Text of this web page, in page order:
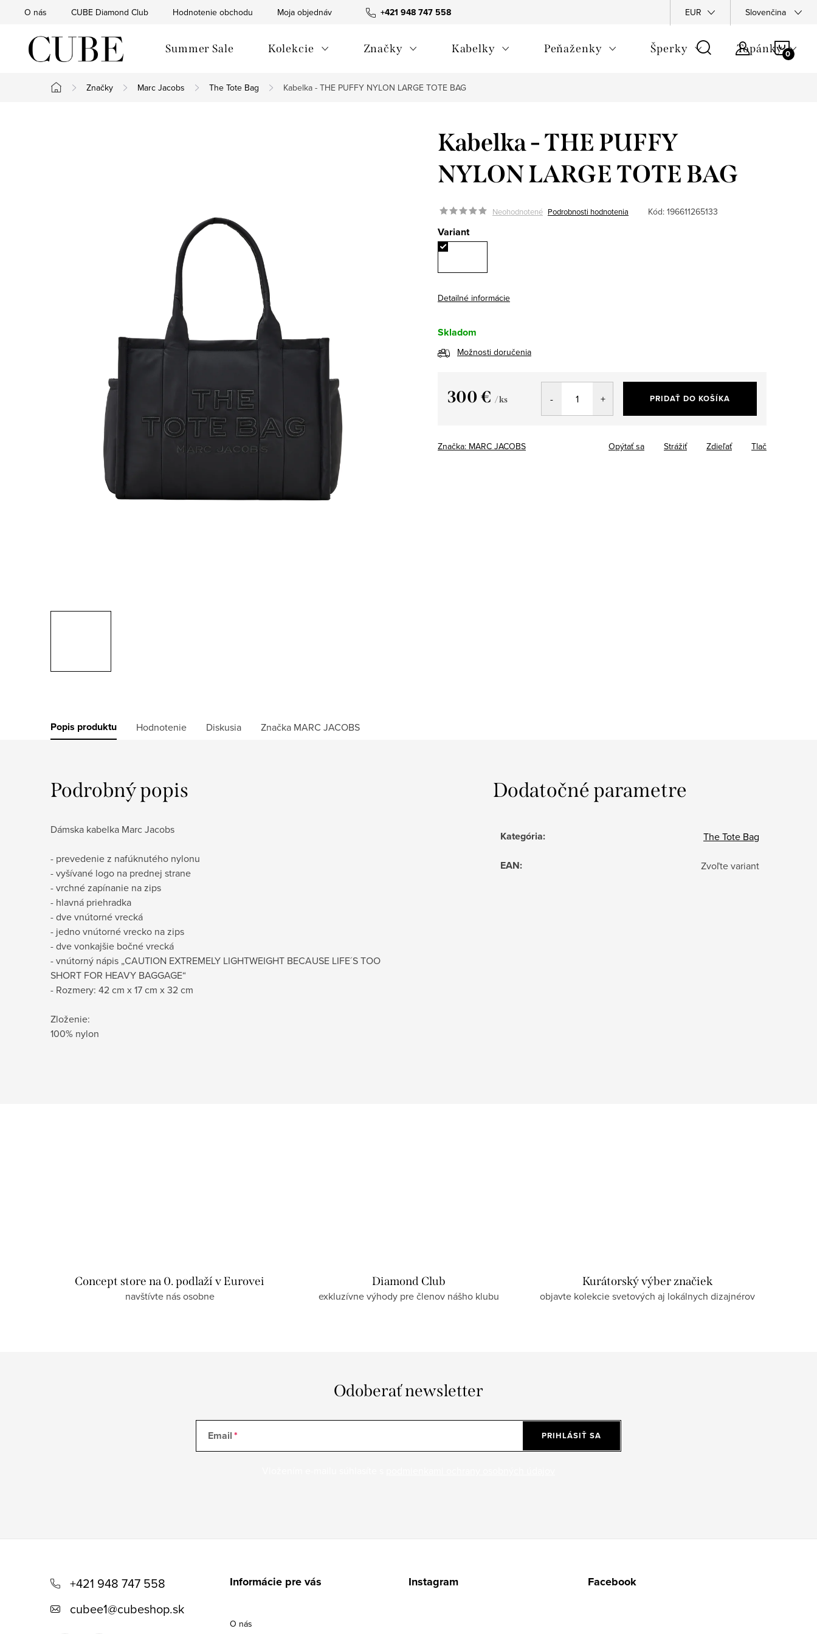
+421 948 747 558
O nás CUBE Diamond Club Hodnotenie obchodu Moja objednávka Všeobecné obchodné podmienky Podmienky ochrany osobných údajov
EUR Slovenčina
Summer Sale Kolekcie Značky Kabelky Peňaženky Šperky Topánky
Domov
Značky Marc Jacobs The Tote Bag Kabelka - THE PUFFY NYLON LARGE TOTE BAG
Kabelka - THE PUFFY
NYLON LARGE TOTE BAG
Neohodnotené Podrobnosti hodnotenia Kód: 196611265133
Variant
Detailné informácie
Skladom
Možnosti doručenia
300 € / ks PRIDAŤ DO KOŠÍKA
Značka: MARC JACOBS Tlač
Opýtať sa Strážiť Zdieľať
Popis produktu Hodnotenie Diskusia Značka MARC JACOBS
Podrobný popis
Dámska kabelka Marc Jacobs
- prevedenie z nafúknutého nylonu
- vyšívané logo na prednej strane
- vrchné zapínanie na zips
- hlavná priehradka
- dve vnútorné vrecká
- jedno vnútorné vrecko na zips
- dve vonkajšie bočné vrecká
- vnútorný nápis „CAUTION EXTREMELY LIGHTWEIGHT BECAUSE LIFE´S TOO
SHORT FOR HEAVY BAGGAGE“
- Rozmery: 42 cm x 17 cm x 32 cm
Zloženie:
100% nylon
Dodatočné parametre
Kategória: The Tote Bag
EAN: Zvoľte variant
Concept store na 0. podlaží v Eurovei
navštívte nás osobne
Diamond Club
exkluzívne výhody pre členov nášho klubu
Kurátorský výber značiek
objavte kolekcie svetových aj lokálnych dizajnérov
Odoberať newsletter
Email PRIHLÁSIŤ SA
+421 948 747 558
cubee1@cubeshop.sk
Informácie pre vás
O nás
Instagram Facebook